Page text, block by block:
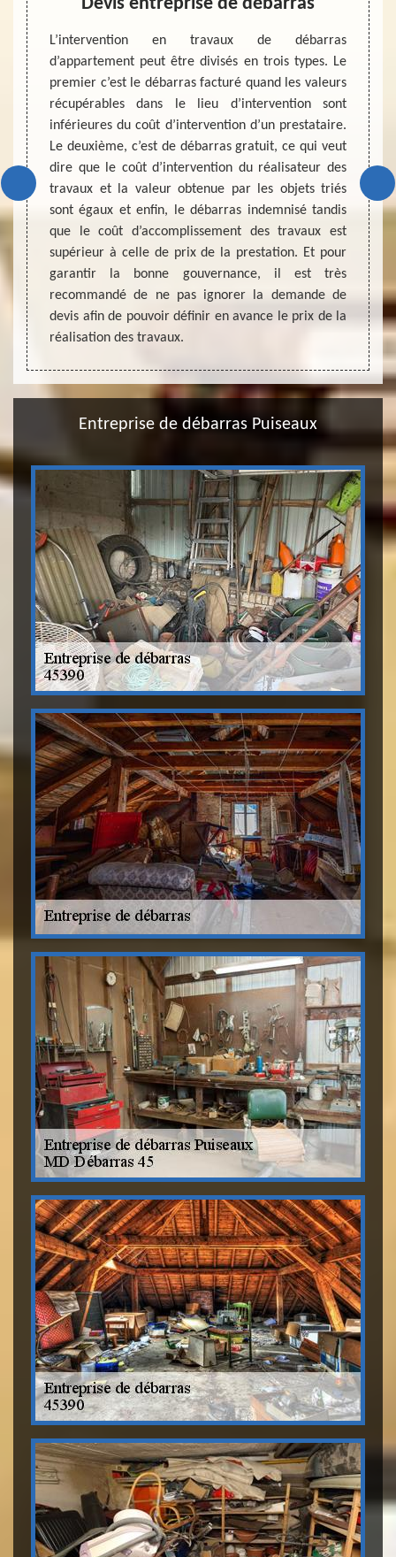
de
qui
La
à la
des
le
lieu
L’intervention en travaux de débarras
d’appartement peut être divisés en trois types. Le
premier c’est le débarras facturé quand les valeurs
récupérables dans le lieu d’intervention sont
inférieures du coût d’intervention d’un prestataire.
Le deuxième, c’est de débarras gratuit, ce qui veut
dire que le coût d’intervention du réalisateur des
travaux et la valeur obtenue par les objets triés
sont égaux et enfin, le débarras indemnisé tandis
que le coût d’accomplissement des travaux est
supérieur à celle de prix de la prestation. Et pour
garantir la bonne gouvernance, il est très
recommandé de ne pas ignorer la demande de
devis afin de pouvoir définir en avance le prix de la
réalisation des travaux.
de
pas
avec
être
Entreprise de débarras Puiseaux